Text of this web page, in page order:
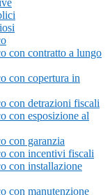
con contratto a lungo
con copertura in
con detrazioni fiscali
con esposizione al
con garanzia
con incentivi fiscali
con installazione
con manutenzione